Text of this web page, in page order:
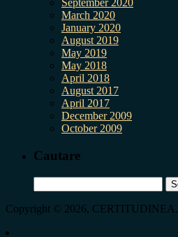
September 2020
March 2020
January 2020
August 2019
May 2019
May 2018
April 2018
August 2017
April 2017
December 2009
October 2009
Cautare
for:
Copyright © 2026, CERTITUDINEA.